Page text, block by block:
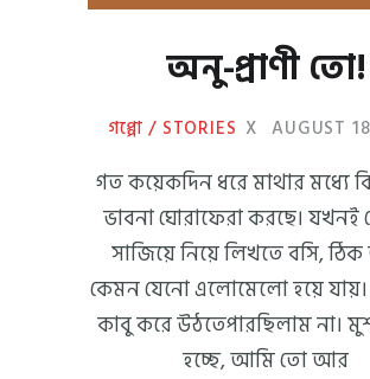
অনু-প্রাণী তো!
গপ্পো / STORIES X AUGUST
গত কয়েকদিন ধরে মাথার মধ্যে
ভাবনা ঘোরাফেরা করছে।
সাজিয়ে নিয়ে লিখতে বসি,
কেমন যেনো এলোমেলো হয়ে
কাবু করে উঠতেপারছিলাম না।
হচ্ছে, আমি তো আর